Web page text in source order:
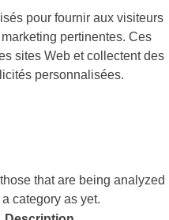
pour fournir aux visiteurs
pertinentes. Ces
sites Web et collectent des
personnalisées.
that are being analyzed
category as yet.